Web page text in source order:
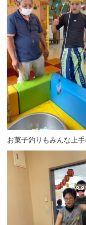
お菓子釣りもみんな上手